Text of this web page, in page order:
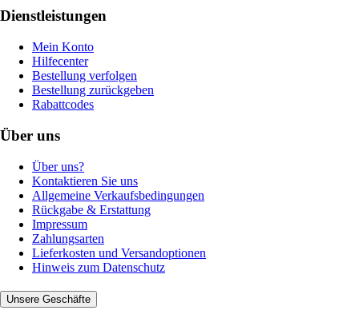
Dienstleistungen
Mein Konto
Hilfecenter
Bestellung verfolgen
Bestellung zurückgeben
Rabattcodes
Über uns
Über uns?
Kontaktieren Sie uns
Allgemeine Verkaufsbedingungen
Rückgabe & Erstattung
Impressum
Zahlungsarten
Lieferkosten und Versandoptionen
Hinweis zum Datenschutz
Unsere Geschäfte